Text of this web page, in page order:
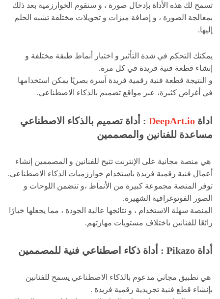
تسمح لك هذه الأداة بإدخال صورة ، و ستقوم الخوارزمية بعد ذلك
بمعالجة الصورة ، و إضافة ميزات و تحويلات مختلفة تشبه الحلم
إليها.
يمكنك التحكم في شدة التأثير و اختيار أنماط طبقة مختلفة و
إنشاء قطعة فنية فريدة في كل مرة.
و النتيجة قطعة فنية رقمية فريدة آسرة بصريًا يمكن استخدامها
في أغراض كثيرة، عبر مواقع تصميم بالذكاء الاصطناعي.
اداة DeepArt.io : أداة تصميم بالذكاء الاصطناعي
مساعدة للفنانين والمصممين
هي منصة مجانية على الإنترنت تتيح للفنانين و المصممين إنشاء
أعمال فنية رقمية فريدة باستخدام خوارزميات الذكاء الاصطناعي.
توفر المنصة مجموعة كبيرة من الأنماط ،و تتضمن اللوحات و
الصور الفوتوغرافية الشهيرة.
المنصة سهلة الاستخدام ، و نتائجها عالية الجودة ، مما يجعلها خيارًا
رائعًا للفنانين باختلاف مستويات مهارتهم.
أداة Pikazo : أداة ذكاء اصطناعي فنية للمصممين
هي تطبيق مجاني مدعوم بالذكاء الاصطناعي يسمح للفنانين
بإنشاء قطع فنية تجريدية رقمية فريدة .